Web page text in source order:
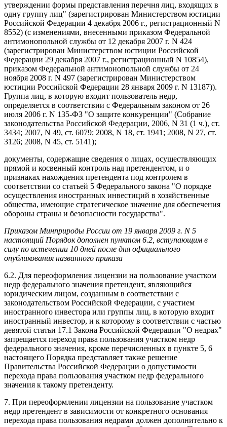
утверждении формы представления перечня лиц, входящих в
одну группу лиц" (зарегистрирован Министерством юстиции
Российской Федерации 4 декабря 2006 г., регистрационный N
8552) (с изменениями, внесенными приказом Федеральной
антимонопольной службы от 12 декабря 2007 г. N 424
(зарегистрирован Министерством юстиции Российской
Федерации 29 декабря 2007 г., регистрационный N 10854),
приказом Федеральной антимонопольной службы от 24
ноября 2008 г. N 497 (зарегистрирован Министерством
юстиции Российской Федерации 28 января 2009 г. N 13187)).
Группа лиц, в которую входит пользователь недр,
определяется в соответствии с Федеральным законом от 26
июля 2006 г. N 135-ФЗ "О защите конкуренции" (Собрание
законодательства Российской Федерации, 2006, N 31 (1 ч.), ст.
3434; 2007, N 49, ст. 6079; 2008, N 18, ст. 1941; 2008, N 27, ст.
3126; 2008, N 45, ст. 5141);
документы, содержащие сведения о лицах, осуществляющих
прямой и косвенный контроль над претендентом, и о
признаках нахождения претендента под контролем в
соответствии со статьей 5 Федерального закона "О порядке
осуществления иностранных инвестиций в хозяйственные
общества, имеющие стратегическое значение для обеспечения
обороны страны и безопасности государства".
Приказом Минприроды России от 19 января 2009 г. N 5
настоящий Порядок дополнен пунктом 6.2, вступающим в
силу по истечении 10 дней после дня официального
опубликования названного приказа
6.2. Для переоформления лицензии на пользование участком
недр федерального значения претендент, являющийся
юридическим лицом, созданным в соответствии с
законодательством Российской Федерации, с участием
иностранного инвестора или группы лиц, в которую входит
иностранный инвестор, и к которому в соответствии с частью
девятой статьи 17.1 Закона Российской Федерации "О недрах"
запрещается переход права пользования участком недр
федерального значения, кроме перечисленных в пункте 5, 6
настоящего Порядка представляет также решение
Правительства Российской Федерации о допустимости
перехода права пользования участком недр федерального
значения к такому претенденту.
7. При переоформлении лицензии на пользование участком
недр претендент в зависимости от конкретного основания
перехода права пользования недрами должен дополнительно к